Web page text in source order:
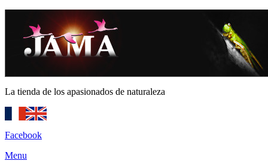
La tienda de los apasionados de naturaleza
Facebook
Menu